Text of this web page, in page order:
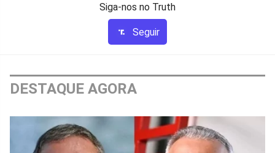
Siga-nos no Truth
Seguir
DESTAQUE AGORA